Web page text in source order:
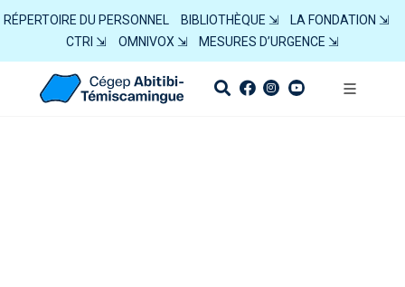
RÉPERTOIRE DU PERSONNEL BIBLIOTHÈQUE ⇲
LA FONDATION ⇲
CTRI ⇲
OMNIVOX ⇲ MESURES D’URGENCE ⇲